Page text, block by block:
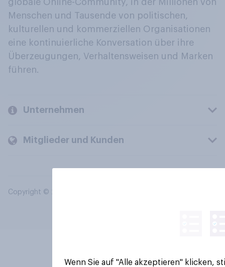
globale Online-Community, in der Millionen von
Menschen und Tausende von politischen,
kulturellen und kommerziellen Organisationen
eine kontinuierliche Konversation über ihre
Überzeugungen, Verhaltensweisen und Marken
führen.
Unternehmen
Mitglieder und Kunden
Copyright © 2026 YouGov PLC. Alle Rechte vorbehalten.
Wenn Sie auf "Alle akzeptieren" klicken,